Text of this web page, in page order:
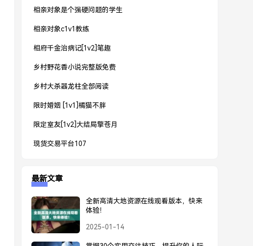
相亲对象是个强硬问题的学生
相亲对象c1v1教练
相府千金治病记[1v2]笔趣
乡村野花香小说完整版免费
乡村大杀器龙柱全部阅读
限时婚姻 [1v1]橘猫不胖
限定室友[1v2]大结局擎苍月
现货交易平台107
最新文章
全新高清大地资源在线观看版本，快来
体验！
2025-01-14